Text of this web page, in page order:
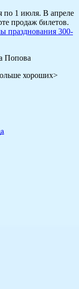
по 1 июля. В апреле
продаж билетов.
празднования 300-
Попова
хороших>